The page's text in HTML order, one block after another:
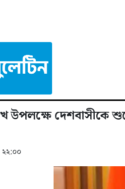
উপলক্ষে দেশবাসীকে
২২:০০